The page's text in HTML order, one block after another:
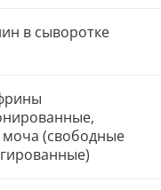
в сыворотке
моча (свободные